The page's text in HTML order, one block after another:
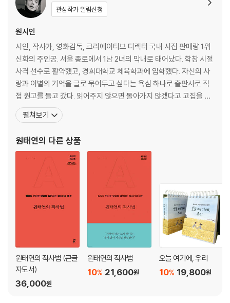
속의 꿈｜꿈속의 꿈 Ⅱ｜꿈속의 꿈 Ⅲ｜이삿짐｜쓰레기｜동물과 식물의
차이｜50l 쓰레기봉투｜고양이와 선인장의 차이｜미친 고양이｜사이드
미러｜쓰레기 하치장｜고마워요… 나 이제 하나도 외롭지 않아요｜고양
이와 선인장
Special Story_고양이의 첫사랑
작가의 마음
관심작가 알림신청
원시인
시인, 작사가, 영화감독, 크리에이티브 디렉터 국내 시집 판매량 1위
신화의 주인공. 서울 종로에서 1남 2녀의 막내로 태어났다. 학창 시절
사격 선수로 활약했고, 경희대학교 체육학과에 입학했다. 자신의 사
랑과 이별의 기억을 글로 묶어두고 싶다는 욕심 하나로 출판사로 직
접 원고를 들고 갔다. 읽어주지 않으면 돌아가지 않겠다고 고집을 부
려도 보았지만 자신의 이름으로 된 책을 손에 들기란 쉬운 일이 아니
었다. 스물두 살, 드디어 크지 않은 출판사 이름으로 그의 글들은 책이
첫 시집은 150만 부 이상 판매
펼쳐보기
원태연의 다른 상품
원태연의 작사법 (큰글
자도서)
36,000원
원태연의 작사법
21,600원
10%
오늘 여기에, 우리
19,800원
10%